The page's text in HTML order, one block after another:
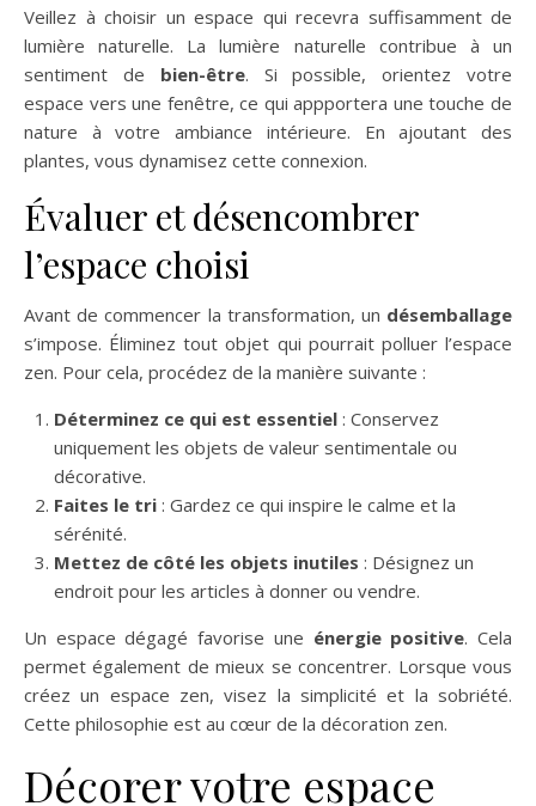
Veillez à choisir un espace qui recevra suffisamment de
lumière naturelle. La lumière naturelle contribue à un
sentiment de bien-être. Si possible, orientez votre
espace vers une fenêtre, ce qui appportera une touche de
nature à votre ambiance intérieure. En ajoutant des
plantes, vous dynamisez cette connexion.
Évaluer et désencombrer
l’espace choisi
Avant de commencer la transformation, un désemballage
s’impose. Éliminez tout objet qui pourrait polluer l’espace
zen. Pour cela, procédez de la manière suivante :
Déterminez ce qui est essentiel : Conservez
uniquement les objets de valeur sentimentale ou
décorative.
Faites le tri : Gardez ce qui inspire le calme et la
sérénité.
Mettez de côté les objets inutiles : Désignez un
endroit pour les articles à donner ou vendre.
Un espace dégagé favorise une énergie positive. Cela
permet également de mieux se concentrer. Lorsque vous
créez un espace zen, visez la simplicité et la sobriété.
Cette philosophie est au cœur de la décoration zen.
Décorer votre espace